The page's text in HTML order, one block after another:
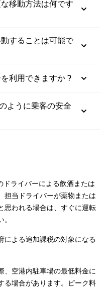
移動方法は何です
することは可能で
利用できますか ?
ように乗客の安全
ドライバーによる飲酒または
担当ドライバーが薬物または
思われる場合は、すぐに運転
による追加課税の対象になる
、空港内駐車場の最低料金に
る場合があります。ピーク料